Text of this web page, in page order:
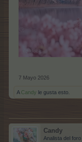
7 Mayo 2026
A Candy le gusta esto.
Candy
Analista del foro